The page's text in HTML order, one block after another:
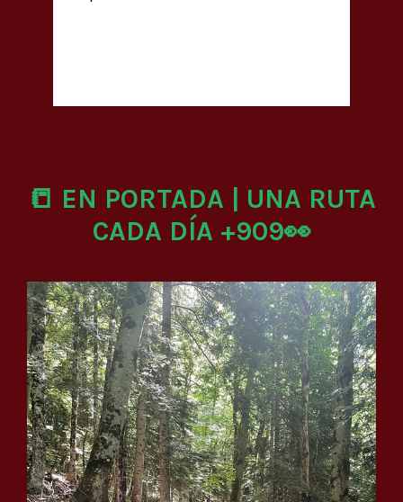
📒 EN PORTADA | UNA RUTA
CADA DÍA +909👀